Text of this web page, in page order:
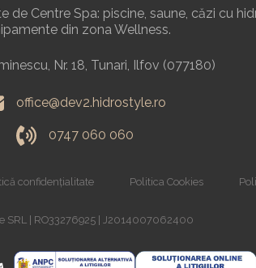
de Centre Spa: piscine, saune, căzi cu
din zona Wellness.
Nr. 18, Tunari, Ilfov (077180)
office@dev2.hidrostyle.ro
0747 060 060
confidențialitate Politica Cookies
SRL | RO33276925 | J2014007062400